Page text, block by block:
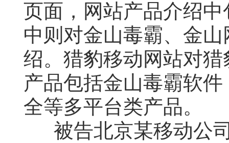
页面，网站产品介绍
中则对金山毒霸、金
绍。猎豹移动网站对
产品包括金山毒霸软
全等多平台类产品。
被告北京某移动公